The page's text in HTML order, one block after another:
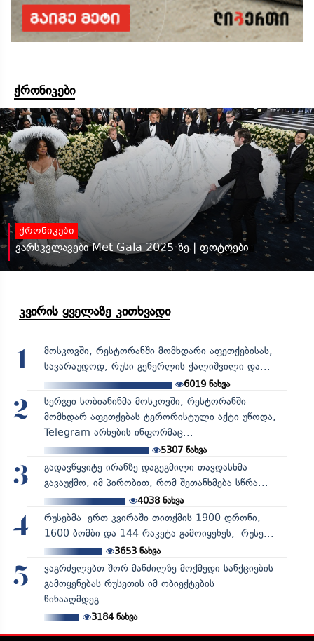
ქრონიკები
ქრონიკები
ვარსკვლავები Met Gala 2025-ზე | ფოტოები
კვირის ყველაზე კითხვადი
1
მოსკოვში, რესტორანში მომხდარი აფეთქებისას,
სავარაუდოდ, რუსი გენერლის ქალიშვილი და...
6019 ნახვა
2
სერგეი სობიანინმა მოსკოვში, რესტორანში
მომხდარ აფეთქებას ტერორისტული აქტი უწოდა,
Telegram-არხების ინფორმაც...
5307ნახვა
3
გადავწყვიტე ირანზე დაგეგმილი თავდასხმა
გავაუქმო, იმ პირობით, რომ შეთანხმება სწრა...
4038ნახვა
4
რუსებმა ერთ კვირაში თითქმის 1900 დრონი,
1600 ბომბი და 144 რაკეტა გამოიყენეს, რუსე...
3653ნახვა
5
ვაგრძელებთ შორ მანძილზე მოქმედი სანქციების
გამოყენებას რუსეთის იმ ობიექტების
წინააღმდეგ...
3184ნახვა